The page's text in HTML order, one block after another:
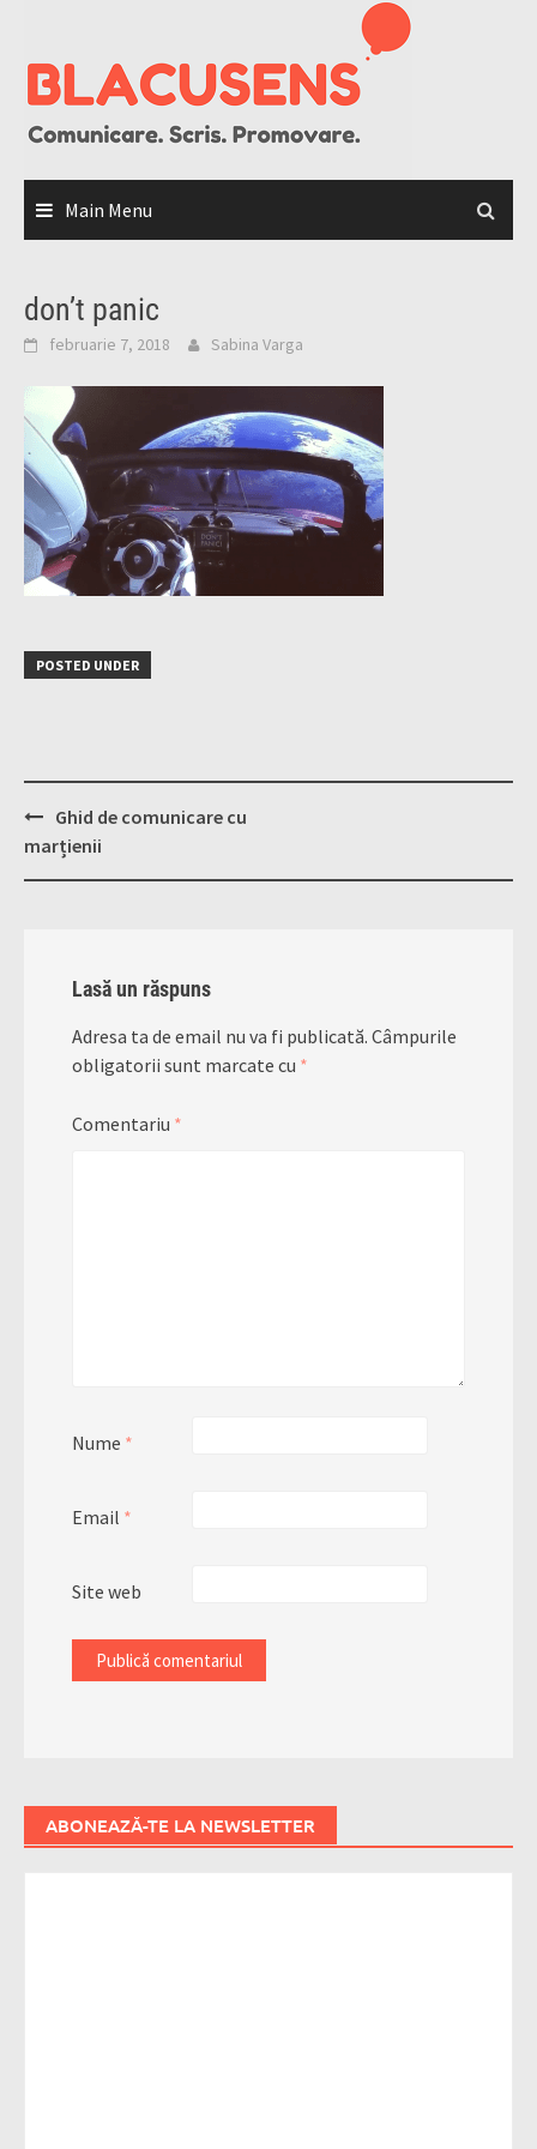
content
Main Menu
don’t panic
februarie 7, 2018 Sabina Varga
POSTED UNDER
Post
navigation
Ghid de comunicare cu
marțienii
Lasă un răspuns
Adresa ta de email nu va fi publicată. Câmpurile
obligatorii sunt marcate cu *
Comentariu *
Nume *
Email *
Site web
ABONEAZĂ-TE LA NEWSLETTER